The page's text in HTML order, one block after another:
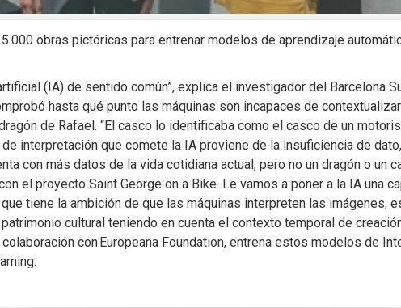
obras pictóricas para entrenar modelos de aprendizaje
(IA) de sentido común”, explica el investigador del Barcelona
hasta qué punto las máquinas son incapaces de
de Rafael. “El casco lo identificaba como el casco de un
interpretación que comete la IA proviene de la insuficiencia de
con más datos de la vida cotidiana actual, pero no un dragón o un
el proyecto Saint George on a Bike. Le vamos a poner a la IA una
tiene la ambición de que las máquinas interpreten las imágenes,
cultural teniendo en cuenta el contexto temporal de
con Europeana Foundation, entrena estos modelos de